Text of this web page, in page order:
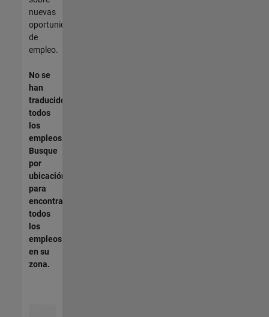
nuevas
oportunidades
de
empleo.
No se
han
traducido
todos
los
empleos.
Busque
por
ubicación
para
encontrar
todos
los
empleos
en su
zona.